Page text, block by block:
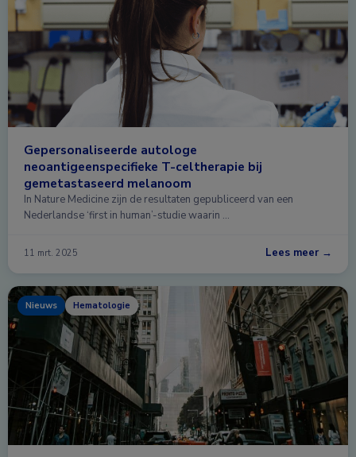
Gepersonaliseerde autologe
neoantigeenspecifieke T-celtherapie bij
gemetastaseerd melanoom
In Nature Medicine zijn de resultaten gepubliceerd van een
Nederlandse ‘first in human’-studie waarin …
11 mrt. 2025 Lees meer →
Nieuws Hematologie